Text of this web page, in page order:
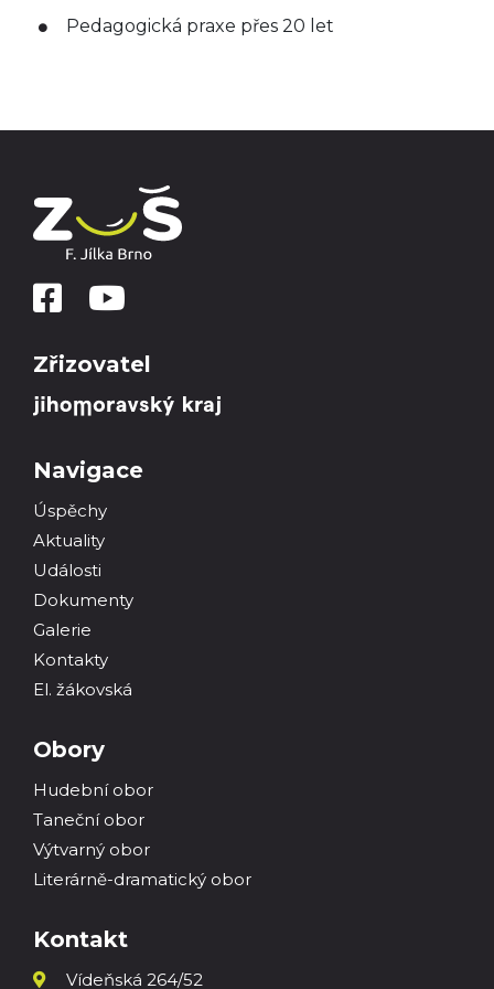
Pedagogická praxe přes 20 let
Zřizovatel
Navigace
Úspěchy
Aktuality
Události
Dokumenty
Galerie
Kontakty
El. žákovská
Obory
Hudební obor
Taneční obor
Výtvarný obor
Literárně-dramatický obor
Kontakt
Vídeňská 264/52